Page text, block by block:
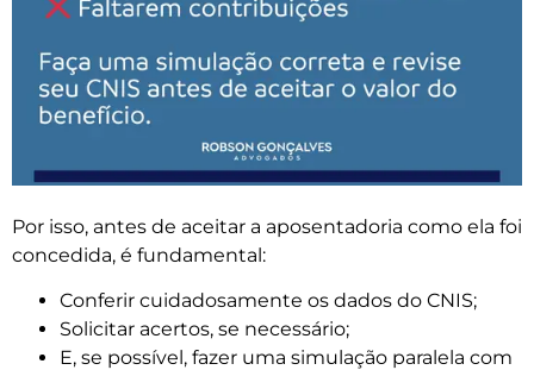
Por isso, antes de aceitar a aposentadoria como ela foi
concedida, é fundamental:
Conferir cuidadosamente os dados do CNIS;
Solicitar acertos, se necessário;
E, se possível, fazer uma simulação paralela com